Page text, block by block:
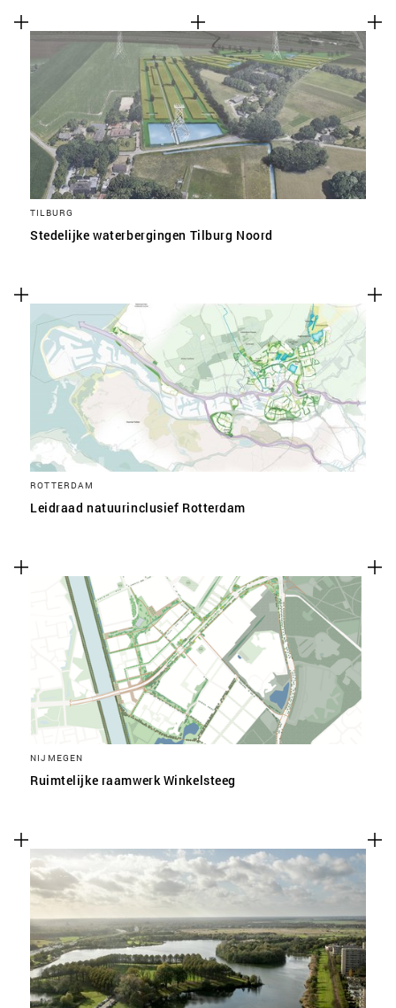
TILBURG
Stedelijke waterbergingen Tilburg Noord
ROTTERDAM
Leidraad natuurinclusief Rotterdam
NIJMEGEN
Ruimtelijke raamwerk Winkelsteeg